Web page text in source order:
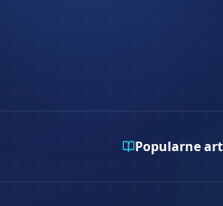
Popularne